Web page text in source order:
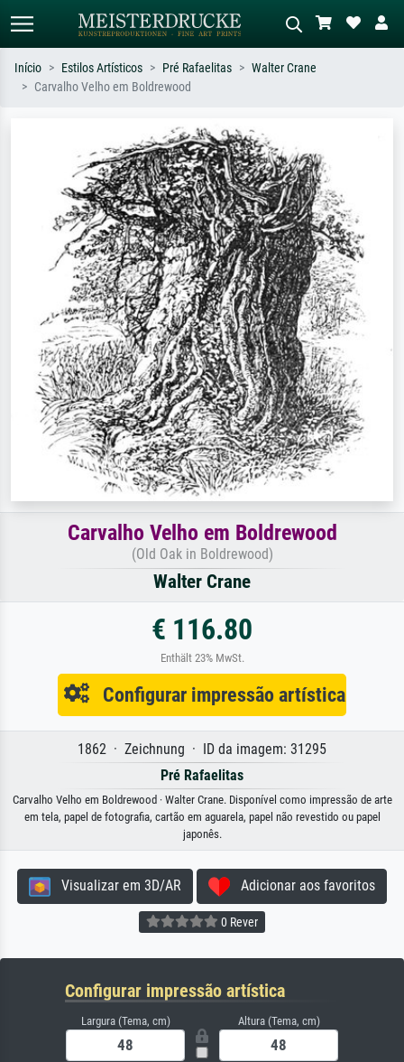
Pesquise por artista, título ou estilo –
ex: Monet, Noite Estrelada,
impressionismo, onda de Hokusai, nu.
Descreva a cena – ex: prado verde,
abstrato com muito vermelho, pintura
a óleo escura, nu em pé ao lado de
uma árvore.
Início Estilos Artísticos Pré Rafaelitas
Walter Crane
Carvalho Velho em Boldrewood
Carvalho Velho em Boldrewood
(Old Oak in Boldrewood)
Walter Crane
€ 116.80
Enthält 23% MwSt.
Configurar impressão artística
1862 · Zeichnung · ID da imagem: 31295
Pré Rafaelitas
Carvalho Velho em Boldrewood · Walter Crane. Disponível como impressão de arte
em tela, papel de fotografia, cartão em aguarela, papel não revestido ou papel
japonês.
Visualizar em 3D/AR Adicionar aos favoritos
0 Rever
Configurar impressão artística
Largura (Tema, cm) Altura (Tema, cm)